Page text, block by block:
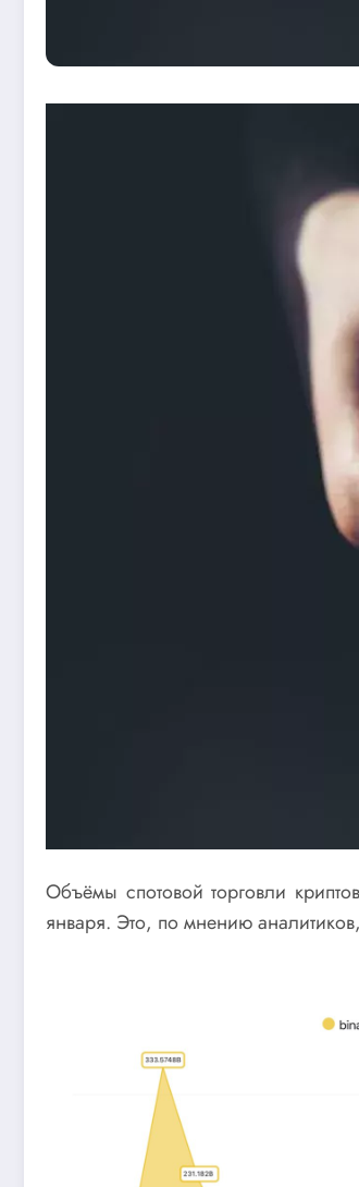
Объёмы спотовой торговли
января. Это, по мнению